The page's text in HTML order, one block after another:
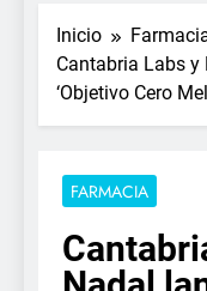
Inicio
Cantabria Labs
‘Objetivo Cero
FARMACIA